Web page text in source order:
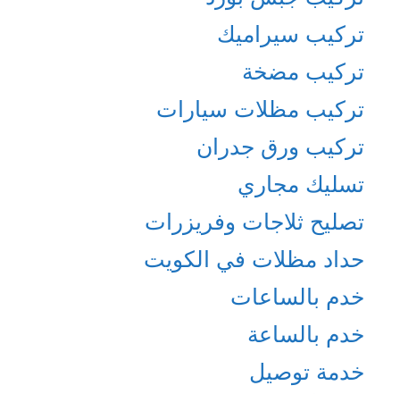
تركيب سيراميك
تركيب مضخة
تركيب مظلات سيارات
تركيب ورق جدران
تسليك مجاري
تصليح ثلاجات وفريزرات
حداد مظلات في الكويت
خدم بالساعات
خدم بالساعة
خدمة توصيل